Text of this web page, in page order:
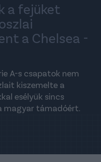
a fejüket
a Chelsea -
A-s csapatok nem
kiszemelte a
esélyük sincs
magyar támadóért.